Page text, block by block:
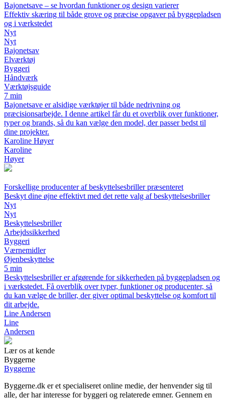
Bajonetsave – se hvordan funktioner og design varierer
Effektiv skæring til både grove og præcise opgaver på byggepladsen
og i værkstedet
Nyt
Nyt
Bajonetsav
Elværktøj
Byggeri
Håndværk
Værktøjsguide
7 min
Bajonetsave er alsidige værktøjer til både nedrivning og
præcisionsarbejde. I denne artikel får du et overblik over funktioner,
typer og brands, så du kan vælge den model, der passer bedst til
dine projekter.
Karoline Høyer
Karoline
Høyer
Forskellige producenter af beskyttelsesbriller præsenteret
Beskyt dine øjne effektivt med det rette valg af beskyttelsesbriller
Nyt
Nyt
Beskyttelsesbriller
Arbejdssikkerhed
Byggeri
Værnemidler
Øjenbeskyttelse
5 min
Beskyttelsesbriller er afgørende for sikkerheden på byggepladsen og
i værkstedet. Få overblik over typer, funktioner og producenter, så
du kan vælge de briller, der giver optimal beskyttelse og komfort til
dit arbejde.
Line Andersen
Line
Andersen
Lær os at kende
Byggerne
Byggerne
Byggerne.dk er et specialiseret online medie, der henvender sig til
alle, der har interesse for byggeri og relaterede emner. Gennem en